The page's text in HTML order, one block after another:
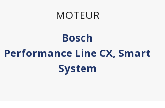
MOTEUR
Bosch
Performance Line CX, Smart
System